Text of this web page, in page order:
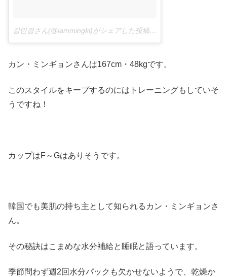
강민경さん(@iammingki)がシェアした投稿 –
カン・ミンギョンさんは167cm・48kgです。
このスタイルをキープするのにはトレーニングもしていそ
うですね！
カップはF～Gはありそうです。
韓国でも美肌の持ち主として知られるカン・ミンギョンさ
ん。
その秘訣はこまめな水分補給と睡眠と語っています。
季節問わず週2回水分パックも欠かせないようで、乾燥か